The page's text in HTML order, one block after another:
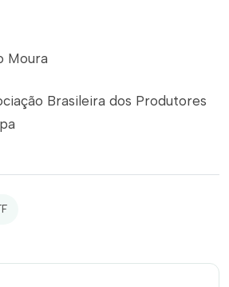
Moura
Brasileira dos Produtores